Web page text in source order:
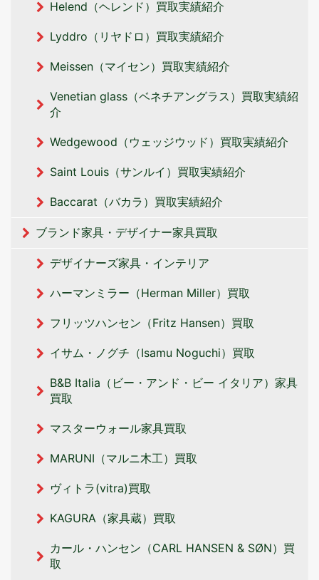
Helend（ヘレンド）買取実績紹介
Lyddro（リヤドロ）買取実績紹介
Meissen（マイセン）買取実績紹介
Venetian glass（ベネチアングラス）買取実績紹
介
Wedgewood（ウェッジウッド）買取実績紹介
Saint Louis（サンルイ）買取実績紹介
Baccarat（バカラ）買取実績紹介
ブランド家具・デザイナー家具買取
デザイナーズ家具・インテリア
ハーマンミラー（Herman Miller）買取
フリッツハンセン（Fritz Hansen）買取
イサム・ノグチ（Isamu Noguchi）買取
B&B Italia（ビー・アンド・ビー イタリア‎）家具
買取
マスターウォール家具買取
MARUNI（マルニ木工）買取
ヴィトラ(vitra)買取
KAGURA（家具蔵）買取
カール・ハンセン（CARL HANSEN & SØN）買
取